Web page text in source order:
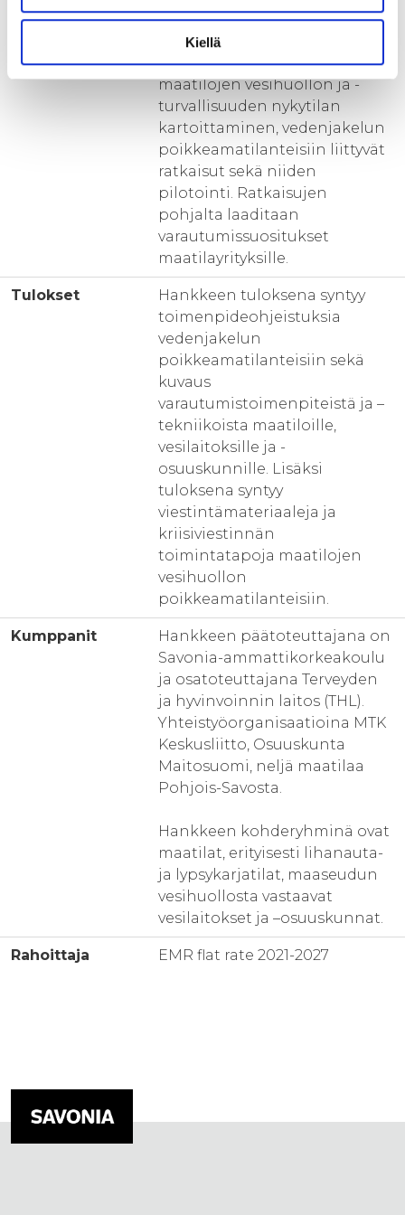
Kiellä
5) Hallinnointi
Hankkeeseen sisältyy
maatilojen vesihuollon ja -
turvallisuuden nykytilan
kartoittaminen, vedenjakelun
poikkeamatilanteisiin liittyvät
ratkaisut sekä niiden
pilotointi. Ratkaisujen
pohjalta laaditaan
varautumissuositukset
maatilayrityksille.
Tulokset
Hankkeen tuloksena syntyy
toimenpideohjeistuksia
vedenjakelun
poikkeamatilanteisiin sekä
kuvaus
varautumistoimenpiteistä ja –
tekniikoista maatiloille,
vesilaitoksille ja -
osuuskunnille. Lisäksi
tuloksena syntyy
viestintämateriaaleja ja
kriisiviestinnän
toimintatapoja maatilojen
vesihuollon
poikkeamatilanteisiin.
Kumppanit
Hankkeen päätoteuttajana on
Savonia-ammattikorkeakoulu
ja osatoteuttajana Terveyden
ja hyvinvoinnin laitos (THL).
Yhteistyöorganisaatioina MTK
Keskusliitto, Osuuskunta
Maitosuomi, neljä maatilaa
Pohjois-Savosta.
Hankkeen kohderyhminä ovat
maatilat, erityisesti lihanauta-
ja lypsykarjatilat, maaseudun
vesihuollosta vastaavat
vesilaitokset ja –osuuskunnat.
Rahoittaja EMR flat rate 2021-2027